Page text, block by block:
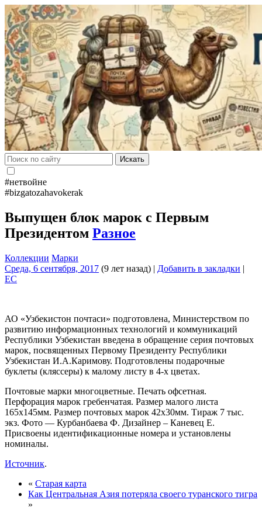
Искать
#нетвойне
#bizgatozahavokerak
Выпущен блок марок с Первым
Президентом Разное
Коллекции Марки
Среда, 6 сентября, 2017 (9 лет назад) | Добавить в закладки |
EC
АО «Узбекистон почтаси» подготовлена, Министерством по
развитию информационных технологий и коммуникаций
Республики Узбекистан введена в обращение серия почтовых
марок, посвященных Первому Президенту Республики
Узбекистан И.А.Каримову. Подготовлены подарочные
буклеты (кляссеры) к малому листу в 4-х цветах.
Почтовые марки многоцветные. Печать офсетная.
Перфорация марок гребенчатая. Размер малого листа
165х145мм. Размер почтовых марок 42х30мм. Тираж 7 тыс.
экз. Фото — Курбанбаева Ф. Дизайнер – Каневец Е.
Присвоены идентификационные номера и установлены
номиналы.
Источник.
« Старая карта
Как Центральная Азия потеряла своего туранского тигра
»